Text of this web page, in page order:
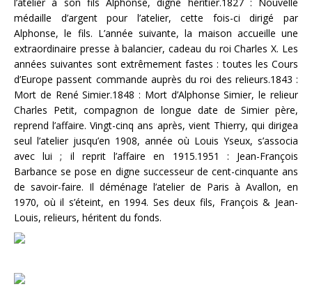
médaille d’argent pour l’atelier, cette fois-ci dirigé par
Alphonse, le fils. L’année suivante, la maison accueille une
extraordinaire presse à balancier, cadeau du roi Charles X. Les
années suivantes sont extrêmement fastes : toutes les Cours
d’Europe passent commande auprès du roi des relieurs.1843 :
Mort de René Simier.1848 : Mort d’Alphonse Simier, le relieur
Charles Petit, compagnon de longue date de Simier père,
reprend l’affaire. Vingt-cinq ans après, vient Thierry, qui dirigea
seul l’atelier jusqu’en 1908, année où Louis Yseux, s’associa
avec lui ; il reprit l’affaire en 1915.1951 : Jean-François
Barbance se pose en digne successeur de cent-cinquante ans
de savoir-faire. Il déménage l’atelier de Paris à Avallon, en
1970, où il s’éteint, en 1994. Ses deux fils, François & Jean-
Louis, relieurs, héritent du fonds.